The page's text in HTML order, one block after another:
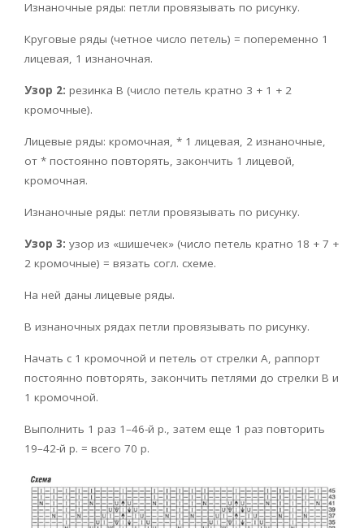
Изнаночные ряды: петли провязывать по рисунку.
Круговые ряды (четное число петель) = попеременно 1
лицевая, 1 изнаночная.
Узор 2: резинка В (число петель кратно 3 + 1 + 2
кромочные).
Лицевые ряды: кромочная, * 1 лицевая, 2 изнаночные,
от * постоянно повторять, закончить 1 лицевой,
кромочная.
Изнаночные ряды: петли провязывать по рисунку.
Узор 3: узор из «шишечек» (число петель кратно 18 + 7 +
2 кромочные) = вязать согл. схеме.
На ней даны лицевые ряды.
В изнаночных рядах петли провязывать по рисунку.
Начать с 1 кромочной и петель от стрелки A, раппорт
постоянно повторять, закончить петлями до стрелки B и
1 кромочной.
Выполнить 1 раз 1–46-й р., затем еще 1 раз повторить
19–42-й р. = всего 70 р.